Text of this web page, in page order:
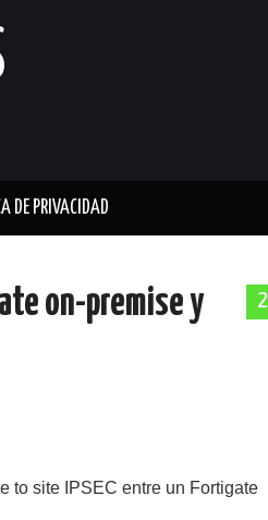
DE PRIVACIDAD
2
on-premise y
to site IPSEC entre un Fortigate